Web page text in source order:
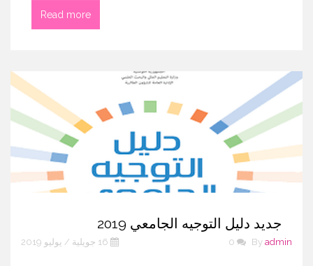
Read more
جديد دليل التوجيه الجامعي 2019
By admin